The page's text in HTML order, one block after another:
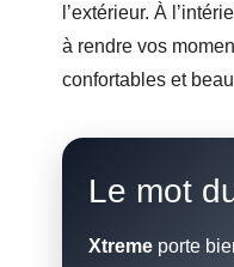
l’extérieur. À
à rendre vos
confortables et
Le mot
Xtreme porte